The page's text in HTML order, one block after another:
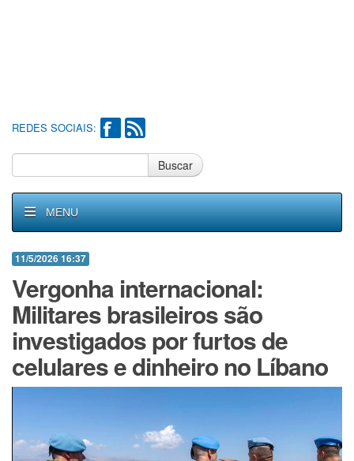
REDES SOCIAIS:
Buscar
MENU
11/5/2026 16:37
Vergonha internacional:
Militares brasileiros são
investigados por furtos de
celulares e dinheiro no Líbano